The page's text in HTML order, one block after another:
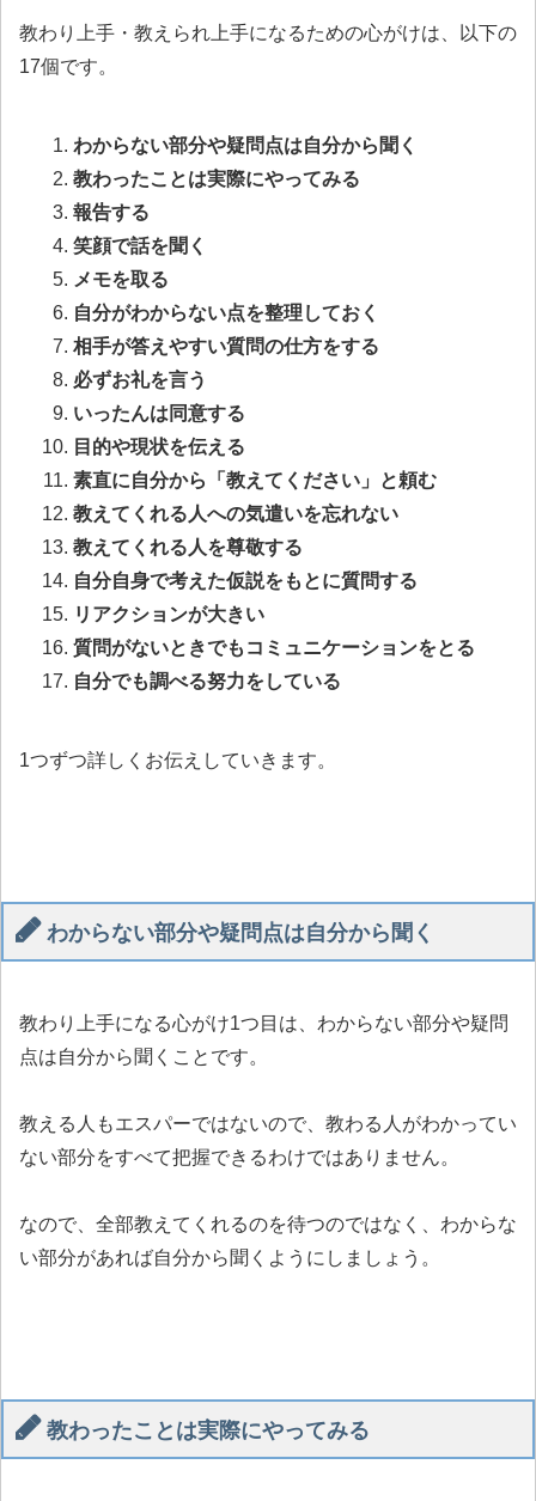
教わり上手・教えられ上手になるための心がけは、以下の
17個です。
わからない部分や疑問点は自分から聞く
教わったことは実際にやってみる
報告する
笑顔で話を聞く
メモを取る
自分がわからない点を整理しておく
相手が答えやすい質問の仕方をする
必ずお礼を言う
いったんは同意する
目的や現状を伝える
素直に自分から「教えてください」と頼む
教えてくれる人への気遣いを忘れない
教えてくれる人を尊敬する
自分自身で考えた仮説をもとに質問する
リアクションが大きい
質問がないときでもコミュニケーションをとる
自分でも調べる努力をしている
1つずつ詳しくお伝えしていきます。
わからない部分や疑問点は自分から聞く
教わり上手になる心がけ1つ目は、わからない部分や疑問
点は自分から聞くことです。
教える人もエスパーではないので、教わる人がわかってい
ない部分をすべて把握できるわけではありません。
なので、全部教えてくれるのを待つのではなく、わからな
い部分があれば自分から聞くようにしましょう。
教わったことは実際にやってみる